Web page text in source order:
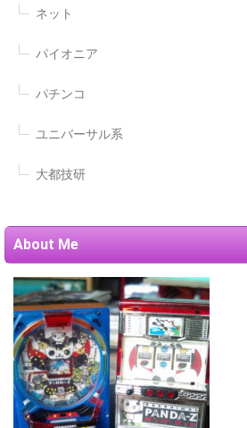
ネット
パイオニア
パチンコ
ユニバーサル系
大都技研
About Me